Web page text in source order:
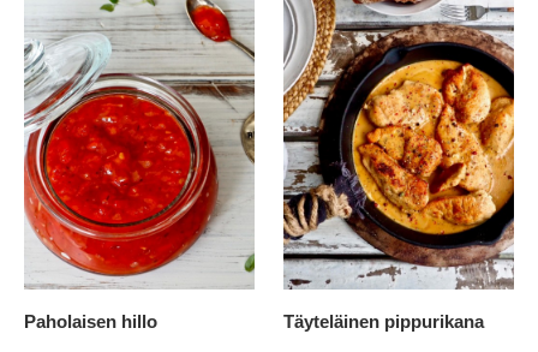
Paholaisen hillo Täyteläinen pippurikana